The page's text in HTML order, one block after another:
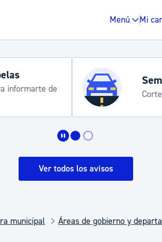
Menú Mi
Espacio
Euskera
informarte de
Ver todos los avisos
municipal Áreas de gobierno y